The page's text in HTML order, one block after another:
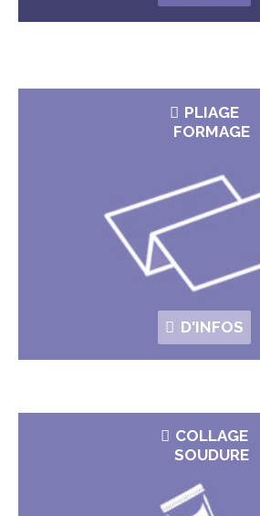
PLIAGE
FORMAGE
D'INFOS
COLLAGE
SOUDURE